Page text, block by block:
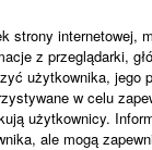
do
z
i
strony internetowej,
z przeglądarki,
użytkownika, jego
w celu
użytkownicy.
ale mogą